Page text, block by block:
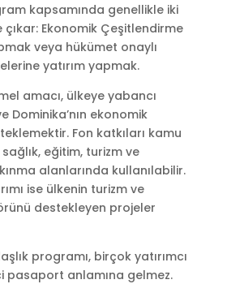
kapsamında genellikle iki
Ekonomik Çeşitlendirme
veya hükümet onaylı
yatırım yapmak.
amacı, ülkeye yabancı
Dominika’nın ekonomik
Fon katkıları kamu
eğitim, turizm ve
alanlarında kullanılabilir.
ise ülkenin turizm ve
destekleyen projeler
programı, birçok yatırımcı
pasaport anlamına gelmez.